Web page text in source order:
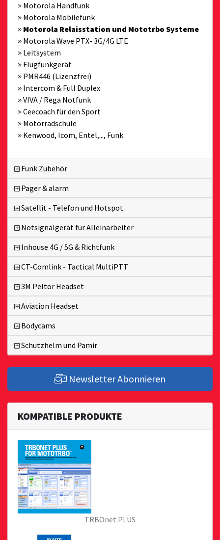
Motorola Handfunk
Motorola Mobilefunk
Motorola Relaisstation und Mototrbo Systeme
Motorola Wave PTX- 3G/4G LTE
Leitsystem
Flugfunkgerät
PMR446 (Lizenzfrei)
Intercom & Full Duplex
VIVA / Rega Notfunk
Ceecoach für den Sport
Motorradschule
Kenwood, Icom, Entel,..., Funk
Funk Zubehör
Pager & alarm
Satellit - Telefon und Hotspot
Notsignalgerät für Alleinarbeiter
Inhouse 4G / 5G & Richtfunk
CT-Comlink - Tactical MultiPTT
3M Peltor Headset
Aviation Headset
Bodycams
Schutzhelm und Pamir
Newsletter Abonnieren
KOMPATIBLE PRODUKTE
TRBOnet PLUS